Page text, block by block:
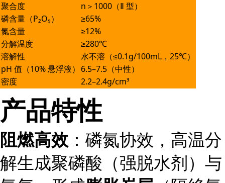
聚合度
n＞1000（Ⅱ 型）
磷含量（P₂O₅）
≥65%
氮含量
≥12%
分解温度
≥280℃
溶解性
水不溶（≤0.1g/100mL，25℃）
pH 值（10% 悬浮液） 6.5–7.5（中性）
密度
2.2–2.4g/cm³
产品特性
阻燃高效 ：磷氮协效，高温分
解生成聚磷酸（强脱水剂）与